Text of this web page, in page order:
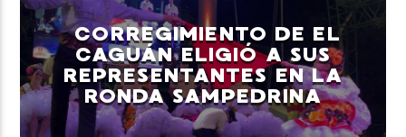
Neiva Estereo
CORREGIMIENTO DE EL
CAGUÁN ELIGIÓ A SUS
REPRESENTANTES EN LA
RONDA SAMPEDRINA